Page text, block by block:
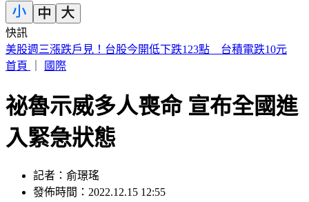
快訊
賴清德殺到台中！「8年總帳一次掀翻」 踩場開砲嗆爆盧秀
燕
祕魯示威多人喪命 宣布全國進
入緊急狀態
記者：俞璟瑤